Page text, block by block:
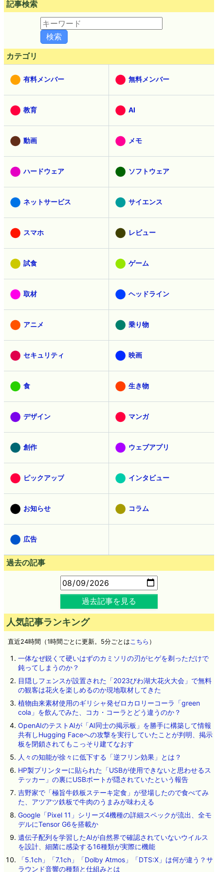
記事検索
カテゴリ
有料メンバー 無料メンバー
教育 AI
動画 メモ
ハードウェア ソフトウェア
ネットサービス サイエンス
スマホ レビュー
試食 ゲーム
取材 ヘッドライン
アニメ 乗り物
セキュリティ 映画
食 生き物
デザイン マンガ
創作 ウェブアプリ
ピックアップ インタビュー
お知らせ コラム
広告
過去の記事
過去記事を見る
人気記事ランキング
直近24時間（1時間ごとに更新。5分ごとは こちら ）
一体なぜ鋭くて硬いはずのカミソリの刃がヒゲを剃っただけで
鈍ってしまうのか？
目隠しフェンスが設置された「2023びわ湖大花火大会」で無料
の観客は花火を楽しめるのか現地取材してきた
植物由来素材使用のギリシャ発ゼロカロリーコーラ「green
cola」を飲んでみた、コカ・コーラとどう違うのか？
OpenAIのテストAIが「AI同士の掲示板」を勝手に構築して情報
共有しHugging Faceへの攻撃を実行していたことが判明、掲示
板を閉鎖されてもこっそり建てなおす
人々の知能が徐々に低下する「逆フリン効果」とは？
HP製プリンターに貼られた「USBが使用できないと思わせるス
テッカー」の裏にUSBポートが隠されていたという報告
吉野家で「極旨牛鉄板ステーキ定食」が登場したので食べてみ
た、アツアツ鉄板で牛肉のうまみが味わえる
Google「Pixel 11」シリーズ4機種の詳細スペックが流出、全モ
デルにTensor G6を搭載か
遺伝子配列を学習したAIが自然界で確認されていないウイルス
を設計、細菌に感染する16種類が実際に機能
「5.1ch」「7.1ch」「Dolby Atmos」「DTS:X」は何が違う？サ
ラウンド音響の種類と仕組みとは